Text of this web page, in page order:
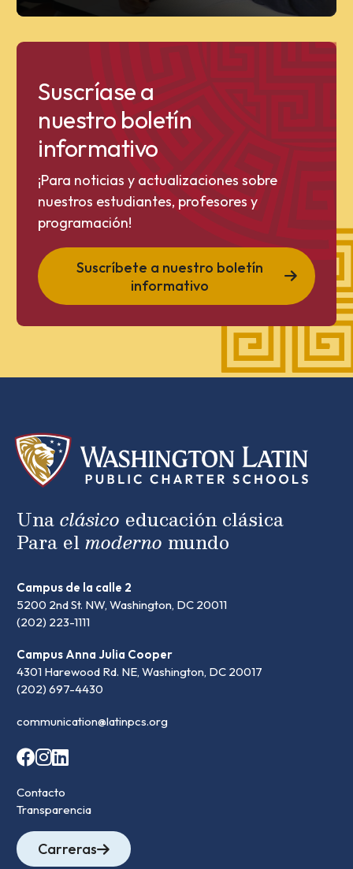
Suscríase a
nuestro boletín
informativo
¡Para noticias y actualizaciones sobre
nuestros estudiantes, profesores y
programación!
Suscríbete a nuestro boletín
informativo
Unaclásico educación clásica
Para elmoderno mundo
Campus de la calle 2
5200 2nd St. NW, Washington, DC 20011
(202) 223-1111
Campus Anna Julia Cooper
4301 Harewood Rd. NE, Washington, DC 20017
(202) 697-4430
communication@latinpcs.org
Contacto
Transparencia
Carreras